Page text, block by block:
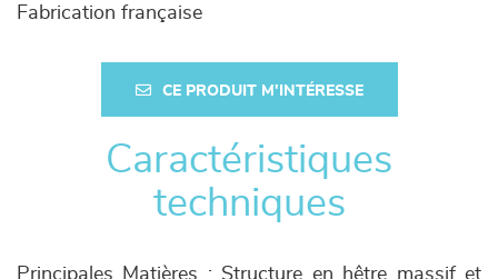
Fabrication française
CE PRODUIT M'INTÉRESSE
Caractéristiques
techniques